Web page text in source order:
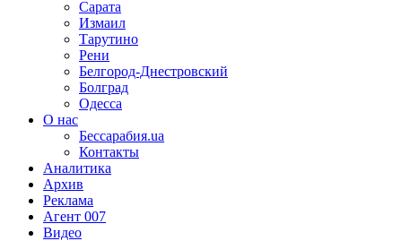
Сарата
Измаил
Тарутино
Рени
Белгород-Днестровский
Болград
Одесса
О нас
Бессарабия.ua
Контакты
Аналитика
Архив
Реклама
Агент 007
Видео